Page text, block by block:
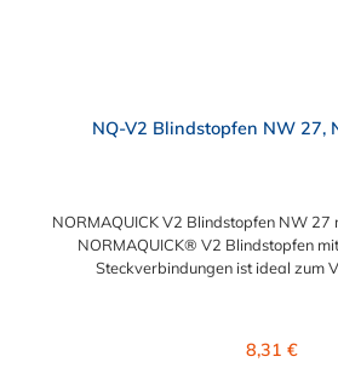
NQ-V2 Blindstopfen NW 27,
NORMAQUICK V2 Blindstopfen NW 27 mit NBR Dichtung Der
NORMAQUICK® V2 Blindstopfen
Steckverbindungen ist ideal zum
Glasfaser) und bietet vielfältige
Regulärer
8,31 €